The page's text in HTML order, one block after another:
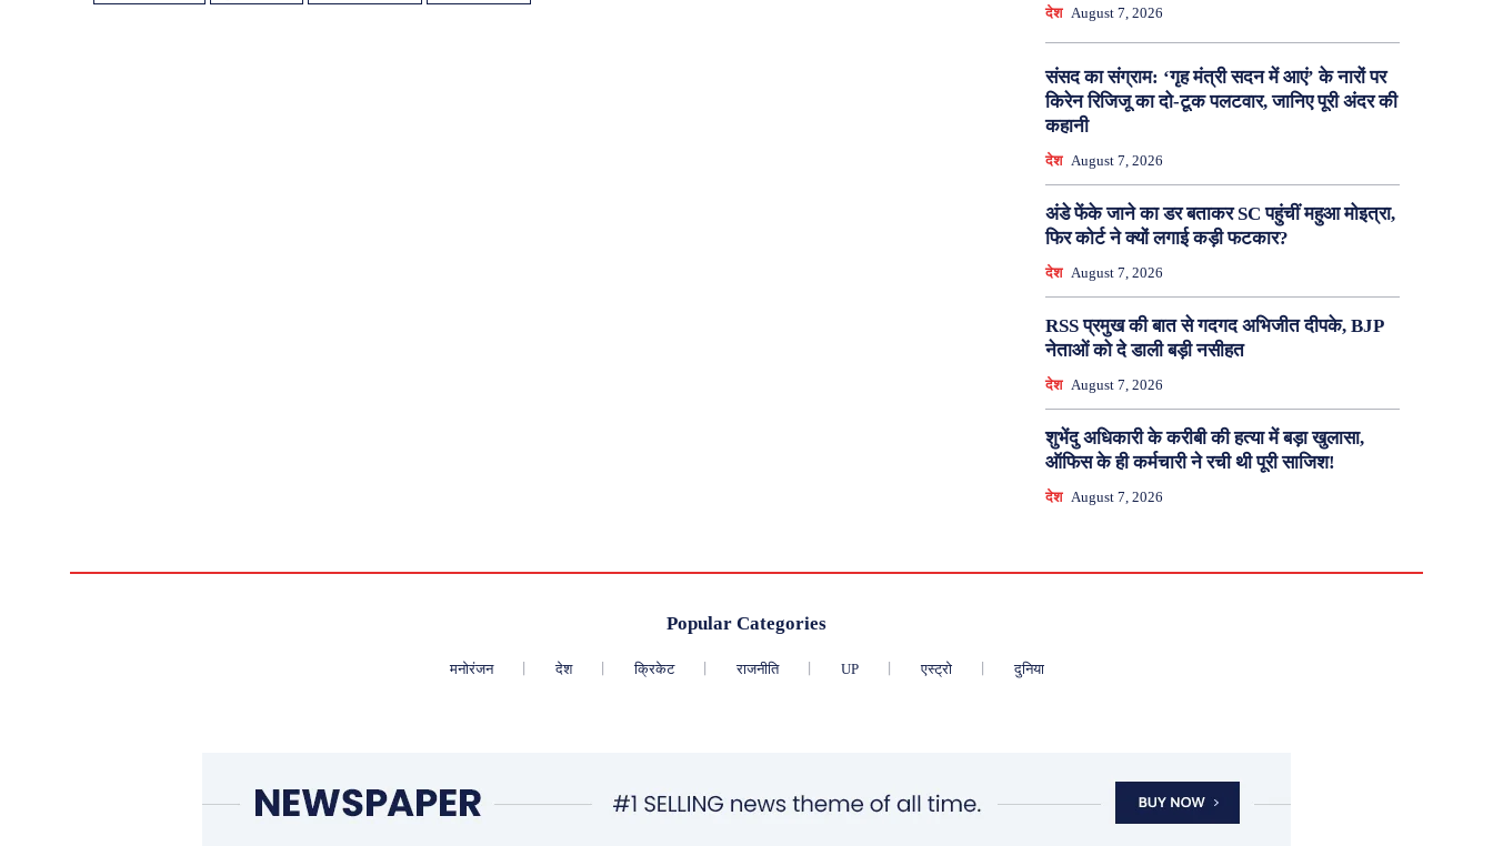
देश August 7, 2026
संसद का संग्राम: ‘गृह मंत्री सदन में आएं’ के नारों पर
किरेन रिजिजू का दो-टूक पलटवार, जानिए पूरी अंदर की
कहानी
देश August 7, 2026
अंडे फेंके जाने का डर बताकर SC पहुंचीं महुआ मोइत्रा,
फिर कोर्ट ने क्यों लगाई कड़ी फटकार?
देश August 7, 2026
RSS प्रमुख की बात से गदगद अभिजीत दीपके, BJP
नेताओं को दे डाली बड़ी नसीहत
देश August 7, 2026
शुभेंदु अधिकारी के करीबी की हत्या में बड़ा खुलासा,
ऑफिस के ही कर्मचारी ने रची थी पूरी साजिश!
देश August 7, 2026
Popular Categories
मनोरंजन देश क्रिकेट राजनीति UP एस्ट्रो दुनिया